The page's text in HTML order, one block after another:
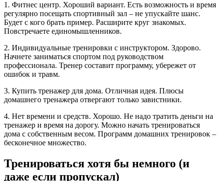
1. Фитнес центр. Хороший вариант. Есть возможность и время
регулярно посещать спортивный зал – не упускайте шанс.
Будет с кого брать пример. Расширите круг знакомых.
Повстречаете единомышленников.
2. Индивидуальные тренировки с инструктором. Здорово.
Начнете заниматься спортом под руководством
профессионала. Тренер составит программу, убережет от
ошибок и травм.
3. Купить тренажер для дома. Отличная идея. Плюсы
домашнего тренажера отвергают только завистники.
4. Нет времени и средств. Хорошо. Не надо тратить деньги на
тренажер и время на дорогу. Можно начать тренироваться
дома с собственным весом. Программ домашних тренировок –
бесконечное множество.
Тренироваться хотя бы немного (и
даже если пропускал)